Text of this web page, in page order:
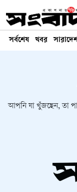
সর্বশেষ খবর
আপনি যা খুঁজছেন, তা